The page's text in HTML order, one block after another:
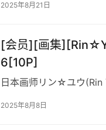
2025年8月21日
[会员][画集
6[10P]
日本画师リン☆ユウ(Rin
2025年8月8日